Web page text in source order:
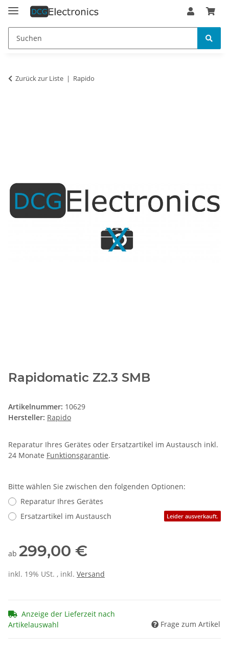
Zurück zur Liste Rapido
Rapidomatic Z2.3 SMB
Artikelnummer: 10629
Hersteller: Rapido
Reparatur Ihres Gerätes oder Ersatzartikel im Austausch inkl.
24 Monate Funktionsgarantie.
Bitte wählen Sie zwischen den folgenden Optionen:
Reparatur Ihres Gerätes
Ersatzartikel im Austausch
Leider ausverkauft.
ab 299,00 €
inkl. 19% USt. , inkl. Versand
Anzeige der Lieferzeit nach
Artikelauswahl
Frage zum Artikel